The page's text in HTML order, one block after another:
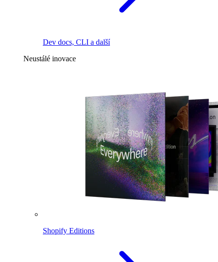
Dev docs, CLI a další
Neustálé inovace
Shopify Editions